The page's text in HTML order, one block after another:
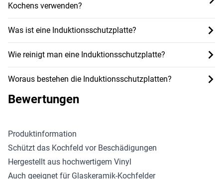
Kochens verwenden?
Was ist eine Induktionsschutzplatte?
Wie reinigt man eine Induktionsschutzplatte?
Woraus bestehen die Induktionsschutzplatten?
Bewertungen
Produktinformation
Schützt das Kochfeld vor Beschädigungen
Hergestellt aus hochwertigem Vinyl
Auch geeignet für Glaskeramik-Kochfelder